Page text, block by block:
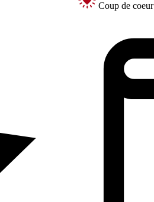
Coup de coeur